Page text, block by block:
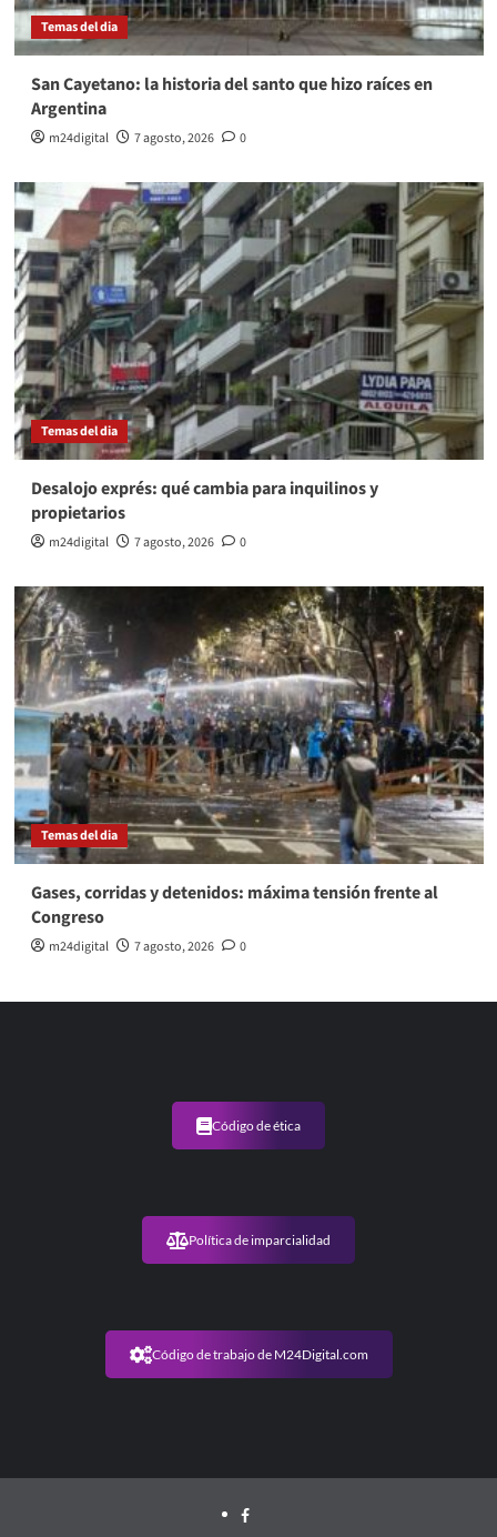
Temas del dia
San Cayetano: la historia del santo que hizo raíces en
Argentina
m24digital 7 agosto, 2026 0
Temas del dia
Desalojo exprés: qué cambia para inquilinos y
propietarios
m24digital 7 agosto, 2026 0
Temas del dia
Gases, corridas y detenidos: máxima tensión frente al
Congreso
m24digital 7 agosto, 2026 0
Código de ética
Política de imparcialidad
Código de trabajo de M24Digital.com